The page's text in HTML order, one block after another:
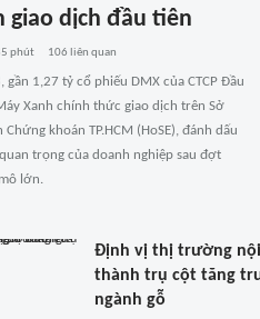
giao dịch đầu tiên
phút 106 liên quan
gần 1,27 tỷ cổ phiếu DMX của CTCP Đầu
Xanh chính thức giao dịch trên Sở
Chứng khoán TP.HCM (HoSE), đánh dấu
trọng của doanh nghiệp sau đợt
lớn.
Định vị thị trường
thành trụ cột tăng
ngành gỗ